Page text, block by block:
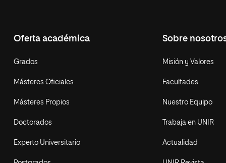
Oferta académica
Grados
Másteres Oficiales
Másteres Propios
Doctorados
Experto Universitario
Sobre
Misión y Valores
Facultades
Nuestro Equipo
Trabaja en UNIR
Actualidad